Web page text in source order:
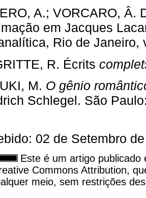
A.; VORCARO, Â.
em Jacques
Rio de Janeiro,
R. Écrits
M. O gênio
Schlegel. São
02 de Setembro
Este é um artigo
Commons Attribution,
meio, sem restrições